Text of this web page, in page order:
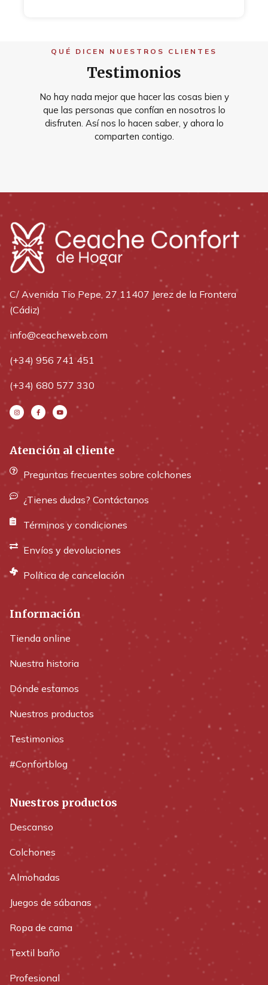
QUÉ DICEN NUESTROS CLIENTES
Testimonios
No hay nada mejor que hacer las cosas bien y
que las personas que confían en nosotros lo
disfruten. Así nos lo hacen saber, y ahora lo
comparten contigo.
C/ Avenida Tio Pepe, 27 11407 Jerez de la Frontera
(Cádiz)
info@ceacheweb.com
(+34) 956 741 451
(+34) 680 577 330
Atención al cliente
Preguntas frecuentes sobre colchones
¿Tienes dudas? Contáctanos
Términos y condiciones
Envíos y devoluciones
Política de cancelación
Información
Tienda online
Nuestra historia
Dónde estamos
Nuestros productos
Testimonios
#Confortblog
Nuestros productos
Descanso
Colchones
Almohadas
Juegos de sábanas
Ropa de cama
Textil baño
Profesional